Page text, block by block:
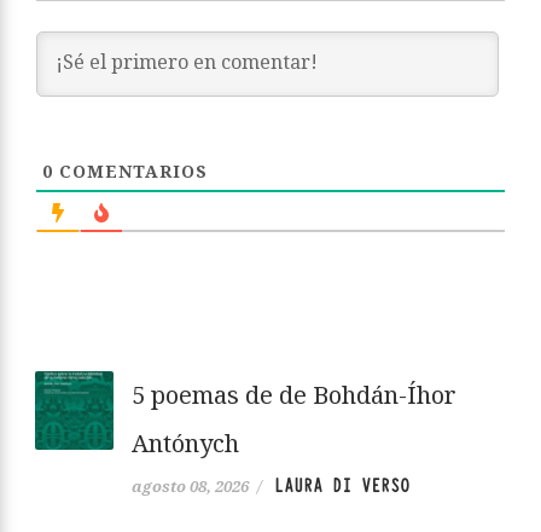
0 COMENTARIOS
5 poemas de de Bohdán-Íhor
Antónych
agosto 08, 2026 / LAURA DI VERSO